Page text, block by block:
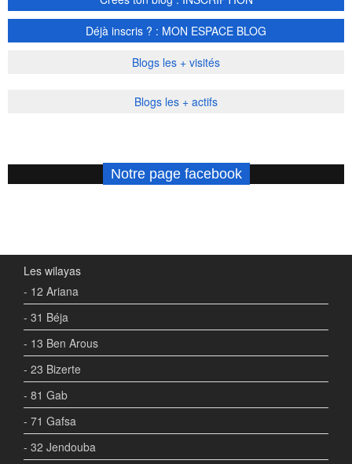
Déjà inscris ? : MON ESPACE BLOG
Blogs les + visités
Blogs les + actifs
Notre page facebook
Les wilayas
- 12 Ariana
- 31 Béja
- 13 Ben Arous
- 23 Bizerte
- 81 Gab
- 71 Gafsa
- 32 Jendouba